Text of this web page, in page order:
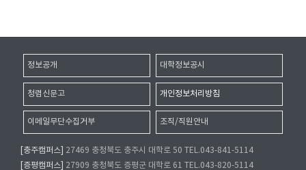
정보공개 대학정보공시
청렴신문고 개인정보처리방침
이메일무단수집거부 조직/직원안내
[충주캠퍼스]
27469 충청북도 충주시 대학로 50 TEL.043-841-5114
[증평캠퍼스]
27909 충청북도 증평군 대학로 61 TEL.043-820-5114